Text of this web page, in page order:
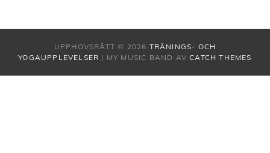
UPPHOVSRÄTT © 2026 TRÄNINGS- OCH
YOGAUPPLEVELSER | MY MUSIC BAND AVCATCH THEMES